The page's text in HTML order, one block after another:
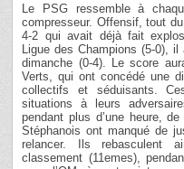
Le PSG ressemble à
compresseur. Offensif, tout
4-2 qui avait déjà fait
Ligue des Champions (5-0),
dimanche (0-4). Le score
Verts, qui ont concédé une
collectifs et séduisants.
situations à leurs
pendant plus d’une heure,
Stéphanois ont manqué de
relancer. Ils rebasculent
classement (11emes),